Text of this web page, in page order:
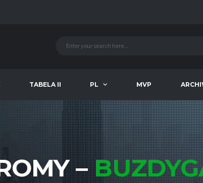
TABELA II PL MVP
–